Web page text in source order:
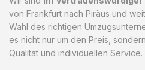
von Frankfurt nach Piräus und
Wahl des richtigen
es nicht nur um den Preis,
Qualität und individuellen Service.